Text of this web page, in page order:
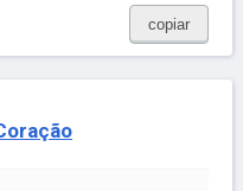
copiar